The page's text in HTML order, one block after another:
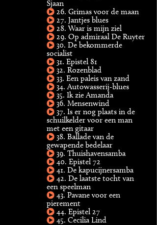
Sjaan
26. Grimas voor de maan
27. Jantjes blues
28. Waar is mijn ziel
29. Op admiraal De Ruyter
30. De bekommerde
socialist
31. Epistel 81
32. Rozenblad
33. Een paleis van zand
34. Autowasserij-blues
35. Ik zie Amanda
36. Mensenwind
37. Is er nog plaats in de
schuilkelder voor een man
met een gitaar
38. Ballade van de
gewapende bedelaar
39. Thuishavensamba
40. Epistel 72
41. De kapucijnersamba
42. De laatste tocht van
een speelman
43. Pavane voor een
pierement
44. Epistel 27
45. Cecilia Lind